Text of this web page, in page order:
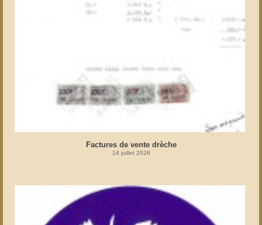
Factures de vente drèche
14 juillet 2026